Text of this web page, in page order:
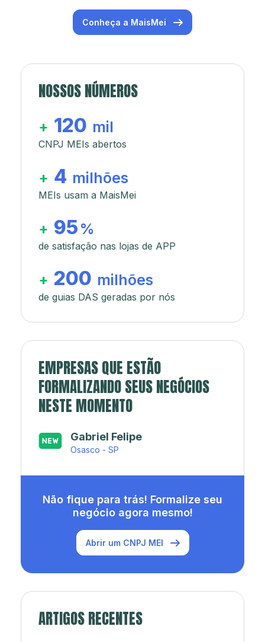
Conheça a MaisMei
NOSSOS NÚMEROS
+ 120 mil
CNPJ MEIs abertos
+ 4 milhões
MEIs usam a MaisMei
+ 95 %
de satisfação nas lojas de APP
+ 200 milhões
de guias DAS geradas por nós
EMPRESAS QUE ESTÃO
FORMALIZANDO SEUS NEGÓCIOS
NESTE MOMENTO
Japa’s açaí e sorveteria
Rio de Janeiro - RJ
Não fique para trás! Formalize seu
negócio agora mesmo!
Abrir um CNPJ MEI
ARTIGOS RECENTES